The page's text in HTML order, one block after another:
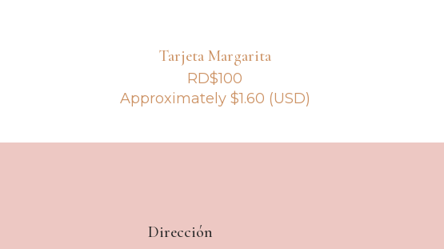
Tarjeta Margarita
RD$100
Approximately $1.60 (USD)
Dirección